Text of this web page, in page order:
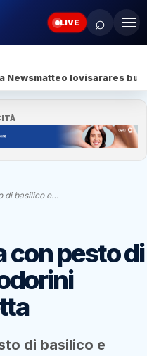
LIVE ⌕
Newsmatteo lovisarares
di basilico e…
con pesto di
di basilico e